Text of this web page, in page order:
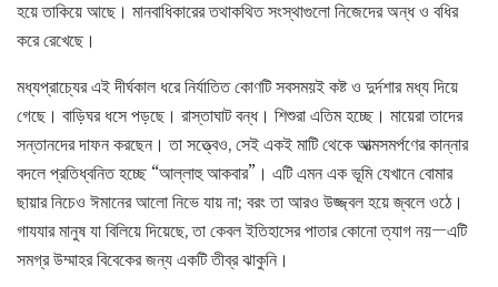
হয়ে তাকিয়ে আছে। মানবাধিকারের তথাকথিত সংস্থাগুলো নিজেদের অন্ধ ও বধির
করে রেখেছে।
মধ্যপ্রাচ্যের এই দীর্ঘকাল ধরে নির্যাতিত কোণটি সবসময়ই কষ্ট ও দুর্দশার মধ্য দিয়ে
গেছে। বাড়িঘর ধসে পড়ছে। রাস্তাঘাট বন্ধ। শিশুরা এতিম হচ্ছে। মায়েরা তাদের
সন্তানদের দাফন করছেন। তা সত্ত্বেও, সেই একই মাটি থেকে আত্মসমর্পণের কান্নার
বদলে প্রতিধ্বনিত হচ্ছে “আল্লাহু আকবার”। এটি এমন এক ভূমি যেখানে বোমার
ছায়ার নিচেও ঈমানের আলো নিভে যায় না; বরং তা আরও উজ্জ্বল হয়ে জ্বলে ওঠে।
গাযযার মানুষ যা বিলিয়ে দিয়েছে, তা কেবল ইতিহাসের পাতার কোনো ত্যাগ নয়—এটি
সমগ্র উম্মাহর বিবেকের জন্য একটি তীব্র ঝাকুনি।